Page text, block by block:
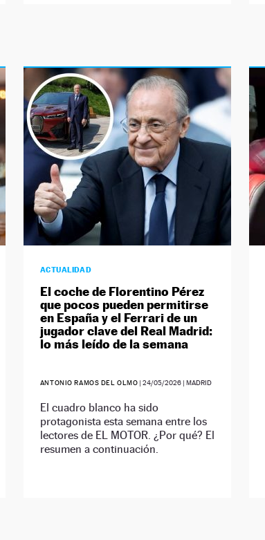
ACTUALIDAD
El coche de Florentino Pérez
que pocos pueden permitirse
en España y el Ferrari de un
jugador clave del Real Madrid:
lo más leído de la semana
ANTONIO RAMOS DEL OLMO |24/05/2026 | MADRID
El cuadro blanco ha sido
protagonista esta semana entre los
lectores de EL MOTOR. ¿Por qué? El
resumen a continuación.